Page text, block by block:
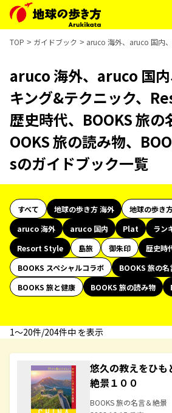
TOP ガイドブック aruco 海外、aruco 国内
aruco 海外、aruco 国
キング&テクニック、
歴史時代、BOOKS 旅の
OOKS 旅の読み物、
sのガイドブック一覧
すべて 地球の歩き方 海外
地球の歩き
aruco 海外
aruco 国内 Plat
ラン
Resort Style
島旅 御朱印 歴史時
BOOKS スペシャルコラボ
BOOKS 旅の名
BOOKS 旅と健康
BOOKS 旅の読み物
1〜20件/204件中 を表示
悠久の教えをひも
絶景１００
BOOKS 旅の名言＆絶景